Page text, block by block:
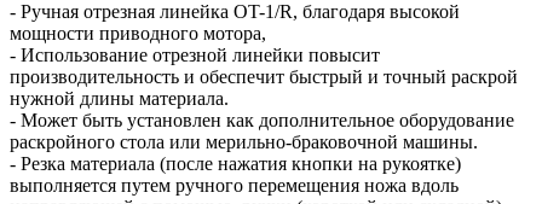
- Ручная отрезная линейка OT-1/R, благодаря высокой
мощности приводного мотора,
- Использование отрезной линейки повысит
производительность и обеспечит быстрый и точный раскрой
нужной длины материала.
- Может быть установлен как дополнительное оборудование
раскройного стола или мерильно-браковочной машины.
- Резка материала (после нажатия кнопки на рукоятке)
выполняется путем ручного перемещения ножа вдоль